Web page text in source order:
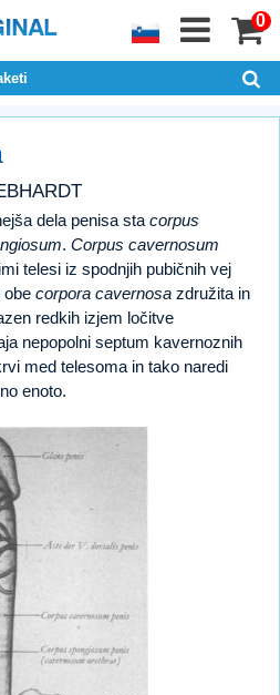
0
dela penisa sta corpus
. Corpus cavernosum
telesi iz spodnjih pubičnih vej
obe corpora cavernosa združita in
redkih izjem ločitve
nepopolni septum kavernoznih
med telesoma in tako naredi
enoto.